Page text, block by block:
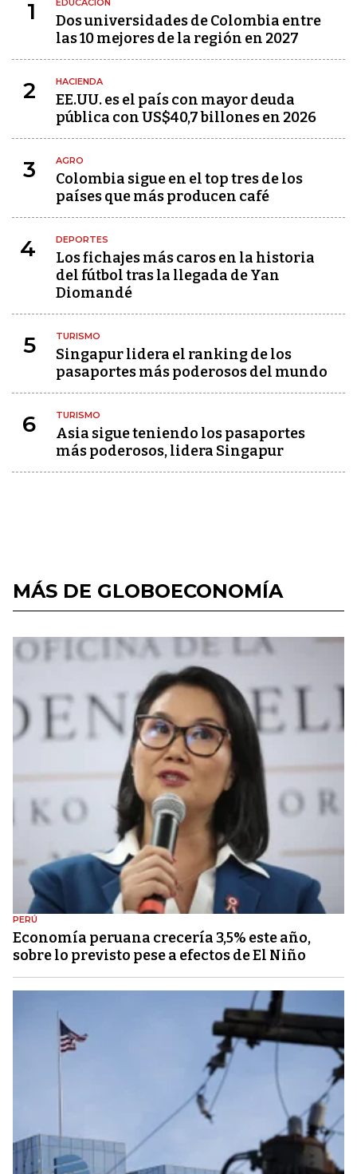
1 EDUCACIÓN
Dos universidades de Colombia entre
las 10 mejores de la región en 2027
2 HACIENDA
EE.UU. es el país con mayor deuda
pública con US$40,7 billones en 2026
3 AGRO
Colombia sigue en el top tres de los
países que más producen café
4 DEPORTES
Los fichajes más caros en la historia
del fútbol tras la llegada de Yan
Diomandé
5 TURISMO
Singapur lidera el ranking de los
pasaportes más poderosos del mundo
6 TURISMO
Asia sigue teniendo los pasaportes
más poderosos, lidera Singapur
MÁS DE GLOBOECONOMÍA
PERÚ
Economía peruana crecería 3,5% este año,
sobre lo previsto pese a efectos de El Niño